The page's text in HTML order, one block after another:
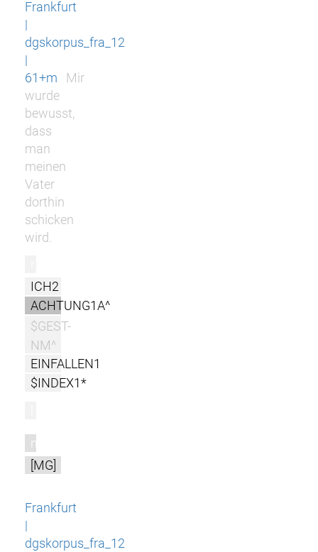
Frankfurt
|
dgskorpus_fra_12
|
61+m
Mir
wurde
bewusst,
dass
man
meinen
Vater
dorthin
schicken
wird.
ICH2
ACHTUNG1A^
$GEST-
NM^
EINFALLEN1
$INDEX1*
m
[MG]
Frankfurt
|
dgskorpus_fra_12